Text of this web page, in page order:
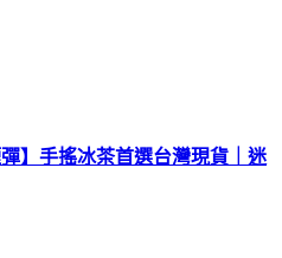
】手搖冰茶首選台灣現貨｜迷